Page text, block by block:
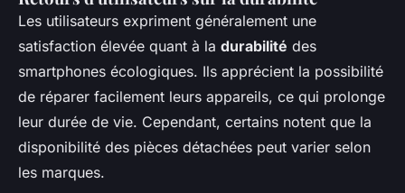
Les utilisateurs expriment généralement une
satisfaction élevée quant à la durabilité des
smartphones écologiques. Ils apprécient la possibilité
de réparer facilement leurs appareils, ce qui prolonge
leur durée de vie. Cependant, certains notent que la
disponibilité des pièces détachées peut varier selon
les marques.